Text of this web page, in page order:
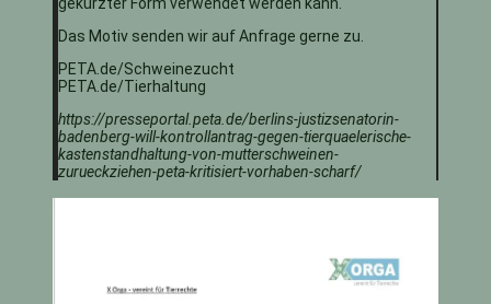
Das Motiv senden wir auf Anfrage gerne zu.
PETA.de/Schweinezucht
PETA.de/Tierhaltung
https://presseportal.peta.de/berlins-justizsenatorin-
badenberg-will-kontrollantrag-gegen-tierquaelerische-
kastenstandhaltung-von-mutterschweinen-
zurueckziehen-peta-kritisiert-vorhaben-scharf/